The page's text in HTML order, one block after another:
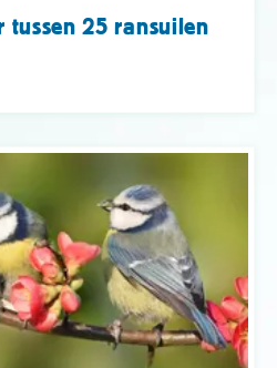
tussen 25 ransuilen